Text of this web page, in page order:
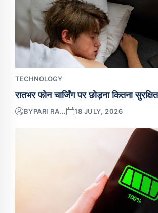
TECHNOLOGY
रातभर फोन चार्जिंग पर छोड़ना कितना
BYPARI RA... 18 JULY, 2026